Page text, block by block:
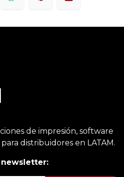
de impresión, software
distribuidores en LATAM.
newsletter: